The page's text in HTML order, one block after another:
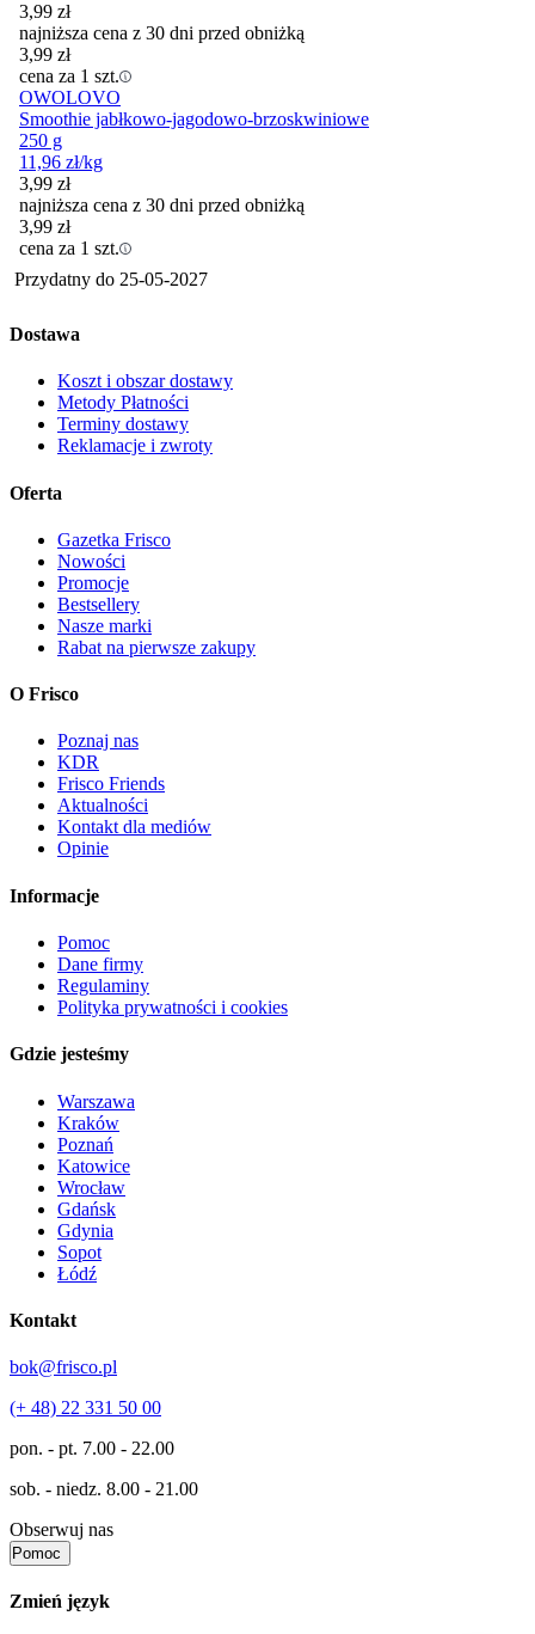
3,99 zł
najniższa cena z 30 dni przed obniżką
3,99 zł
cena za 1 szt.
OWOLOVO
Smoothie jabłkowo-jagodowo-brzoskwiniowe
250 g
11,96 zł/kg
3,99 zł
najniższa cena z 30 dni przed obniżką
3,99 zł
cena za 1 szt.
Przydatny do 25-05-2027
Dostawa
Koszt i obszar dostawy
Metody Płatności
Terminy dostawy
Reklamacje i zwroty
Oferta
Gazetka Frisco
Nowości
Promocje
Bestsellery
Nasze marki
Rabat na pierwsze zakupy
O Frisco
Poznaj nas
KDR
Frisco Friends
Aktualności
Kontakt dla mediów
Opinie
Informacje
Pomoc
Dane firmy
Regulaminy
Polityka prywatności i cookies
Gdzie jesteśmy
Warszawa
Kraków
Poznań
Katowice
Wrocław
Gdańsk
Gdynia
Sopot
Łódź
Kontakt
bok@frisco.pl
(+ 48) 22 331 50 00
pon. - pt. 7.00 - 22.00
sob. - niedz. 8.00 - 21.00
Obserwuj nas
Pomoc
Zmień język